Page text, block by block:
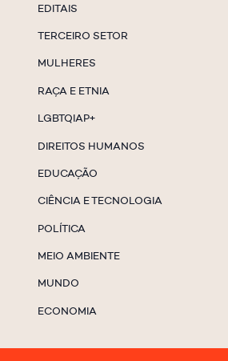
EDITAIS
TERCEIRO SETOR
MULHERES
RAÇA E ETNIA
LGBTQIAP+
DIREITOS HUMANOS
EDUCAÇÃO
CIÊNCIA E TECNOLOGIA
POLÍTICA
MEIO AMBIENTE
MUNDO
ECONOMIA